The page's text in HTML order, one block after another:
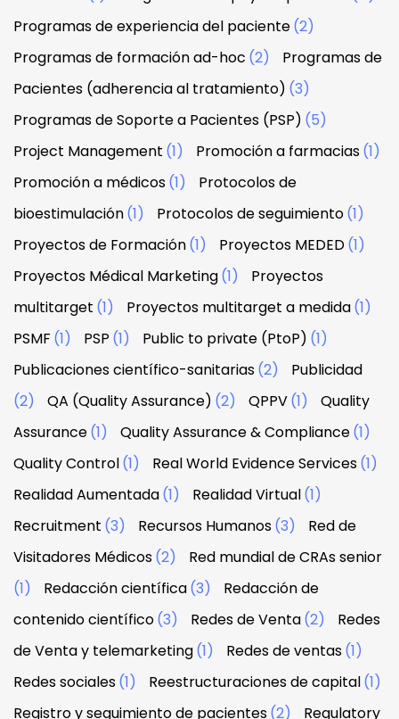
Programas de experiencia del paciente(2)
Programas de formación ad-hoc (2)
Programas de
Pacientes (adherencia al tratamiento) (3)
Programas de Soporte a Pacientes (PSP) (5)
Project Management (1) Promoción a farmacias(1)
Promoción a médicos(1)
Protocolos de
bioestimulación(1) Protocolos de seguimiento(1)
Proyectos de Formación(1) Proyectos MEDED(1)
Proyectos Médical Marketing(1)
Proyectos
multitarget (1) Proyectos multitarget a medida(1)
PSMF (1) PSP (1) Public to private (PtoP) (1)
Publicaciones científico-sanitarias(2)
Publicidad
(2)
QA (Quality Assurance) (2) QPPV(1)
Quality
Assurance(1) Quality Assurance & Compliance(1)
Quality Control(1) Real World Evidence Services(1)
Realidad Aumentada(1) Realidad Virtual(1)
Recruitment (3) Recursos Humanos(3)
Red de
Visitadores Médicos(2)
Red mundial de CRAs senior
(1)
Redacción científica(3)
Redacción de
contenido científico(3) Redes de Venta(2)
Redes
de Venta y telemarketing(1) Redes de ventas(1)
Redes sociales(1) Reestructuraciones de capital(1)
Registro y seguimiento de pacientes(2)
Regulatory